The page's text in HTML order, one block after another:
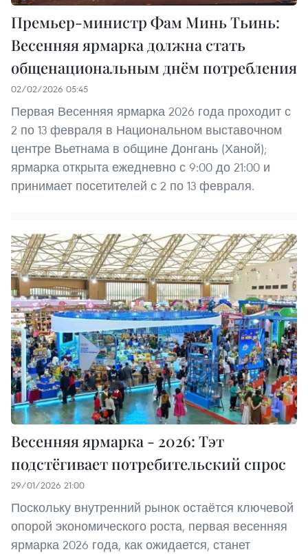
Премьер-министр Фам Минь Тьинь:
Весенняя ярмарка должна стать
общенациональным днём потребления
02/02/2026 05:45
Первая Весенняя ярмарка 2026 года проходит с
2 по 13 февраля в Национальном выставочном
центре Вьетнама в общине Донгань (Ханой);
ярмарка открыта ежедневно с 9:00 до 21:00 и
принимает посетителей с 2 по 13 февраля.
Весенняя ярмарка - 2026: Тэт
подстёгивает потребительский спрос
29/01/2026 21:00
Поскольку внутренний рынок остаётся ключевой
опорой экономического роста, первая весенняя
ярмарка 2026 года, как ожидается, станет